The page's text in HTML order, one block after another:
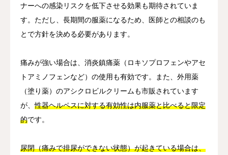
ナーへの感染リスクを低下させる効果も期待されていま
す。ただし、長期間の服薬になるため、医師との相談のも
とで方針を決める必要があります。
痛みが強い場合は、消炎鎮痛薬（ロキソプロフェンやアセ
トアミノフェンなど）の使用も有効です。また、外用薬
（塗り薬）のアシクロビルクリームも市販されています
が、性器ヘルペスに対する有効性は内服薬と比べると限定
的です。
尿閉（痛みで排尿ができない状態）が起きている場合は、